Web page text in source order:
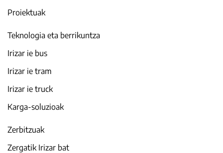
Proiektuak
Teknologia eta berrikuntza
Irizar ie bus
Irizar ie tram
Irizar ie truck
Karga-soluzioak
Zerbitzuak
Zergatik Irizar bat